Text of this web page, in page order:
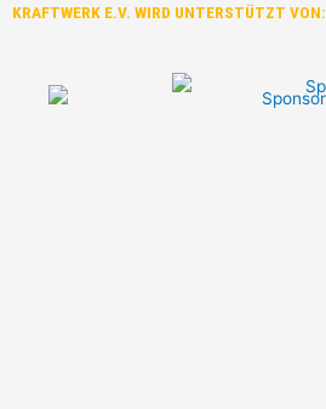
KRAFTWERK E.V. WIRD UNTERSTÜTZT VON: